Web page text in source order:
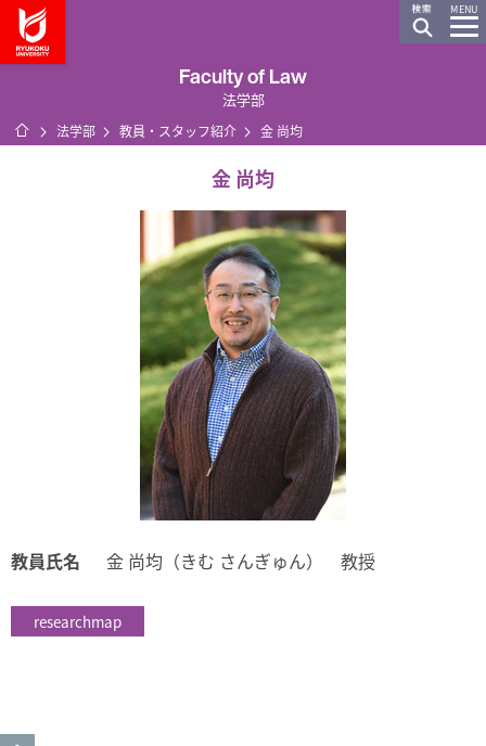
MENU
Faculty of Law
法学部
ホーム
法学部 教員・スタッフ紹介 金 尚均
金 尚均
教員氏名 金 尚均（きむ さんぎゅん） 教授
researchmap